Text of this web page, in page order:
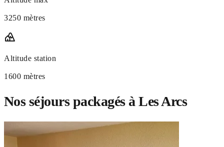
3250 mètres
Altitude station
1600 mètres
Nos séjours packagés à Les Arcs